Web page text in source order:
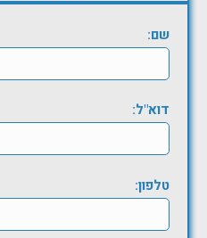
שם:
דוא"ל:
טלפון: